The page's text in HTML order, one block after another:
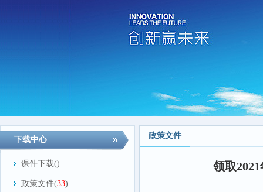
下载中心
课件下载()
政策文件(33)
政策文件
领取